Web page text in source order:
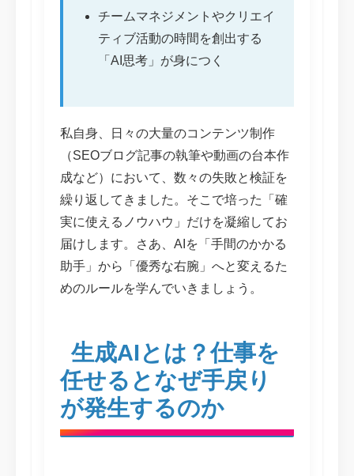
チームマネジメントやクリエイ
ティブ活動の時間を創出する
「AI思考」が身につく
私自身、日々の大量のコンテンツ制作
（SEOブログ記事の執筆や動画の台本作
成など）において、数々の失敗と検証を
繰り返してきました。そこで培った「確
実に使えるノウハウ」だけを凝縮してお
届けします。さあ、AIを「手間のかかる
助手」から「優秀な右腕」へと変えるた
めのルールを学んでいきましょう。
生成AIとは？仕事を
任せるとなぜ手戻り
が発生するのか